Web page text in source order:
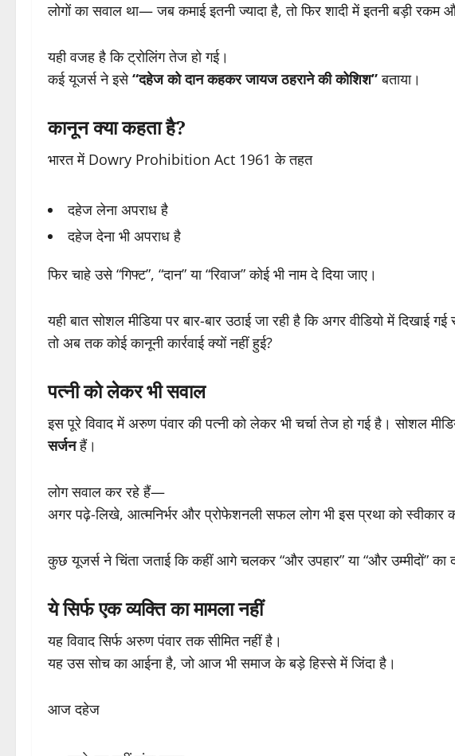
लोगों का सवाल था— जब कमाई इतनी ज्यादा है, तो फिर शादी में इतनी बड़ी
यही वजह है कि ट्रोलिंग तेज हो गई।
कई यूजर्स ने इसे“दहेज को दान कहकर जायज ठहराने की कोशिश”बताया।
कानून क्या कहता है?
भारत में Dowry Prohibition Act 1961 के तहत
दहेज लेना अपराध है
दहेज देना भी अपराध है
फिर चाहे उसे “गिफ्ट”, “दान” या “रिवाज” कोई भी नाम दे दिया जाए।
यही बात सोशल मीडिया पर बार-बार उठाई जा रही है कि अगर वीडियो में दिखाई
तो अब तक कोई कानूनी कार्रवाई क्यों नहीं हुई?
पत्नी को लेकर भी सवाल
इस पूरे विवाद में अरुण पंवार की पत्नी को लेकर भी चर्चा तेज हो गई है। सोशल
सर्जनहैं।
लोग सवाल कर रहे हैं—
अगर पढ़े-लिखे, आत्मनिर्भर और प्रोफेशनली सफल लोग भी इस प्रथा को
कुछ यूजर्स ने चिंता जताई कि कहीं आगे चलकर “और उपहार” या “और उम्मीदों” का
ये सिर्फ एक व्यक्ति का मामला नहीं
यह विवाद सिर्फ अरुण पंवार तक सीमित नहीं है।
यह उस सोच का आईना है, जो आज भी समाज के बड़े हिस्से में जिंदा है।
आज दहेज